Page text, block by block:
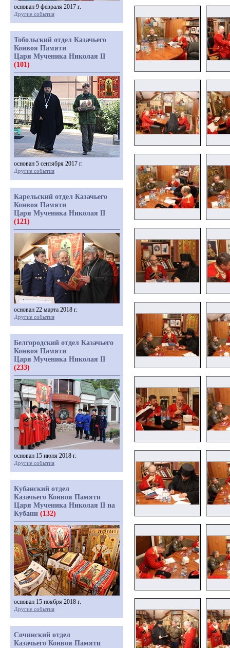
основан 9 февраля 2017 г.
Другие события
Тобольский отдел Казачьего
Конвоя Памяти
Царя Мученика Николая II
(101)
основан 5 сентября 2017 г.
Другие события
Карельский отдел Казачьего
Конвоя Памяти
Царя Мученика Николая II
(121)
основан 22 марта 2018 г.
Другие события
Белгородский отдел Казачьего
Конвоя Памяти
Царя Мученика Николая II
(233)
основан 15 июня 2018 г.
Другие события
Кубанский отдел
Казачьего Конвоя Памяти
Царя Мученика Николая II на
Кубани (132)
основан 15 ноября 2018 г.
Другие события
Сочинский отдел
Казачьего Конвоя Памяти